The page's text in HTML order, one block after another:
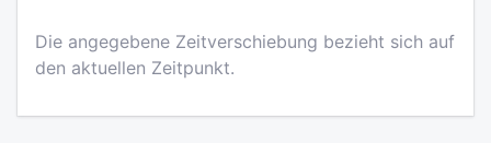
Die angegebene Zeitverschiebung bezieht sich auf
den aktuellen Zeitpunkt.